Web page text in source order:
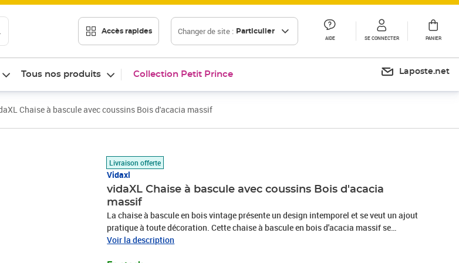
Accès rapides Changer de site : Particulier
AIDE SE CONNECTER PANIER
Tous nos produits Collection Petit Prince Laposte.net
Chaise à bascule avec coussins Bois d'acacia massif
Livraison offerte
Vidaxl
vidaXL Chaise à bascule avec coussins Bois d'acacia
massif
La chaise à bascule en bois vintage présente un design intemporel et se veut un ajout
pratique à toute décoration. Cette chaise à bascule en bois d'acacia massif se
distingue par sa durabilité et sa résistance aux intempéries. Le dossier haut ajoute au
Voir la description
Prix barré 188,99 €
Prix 161,89€